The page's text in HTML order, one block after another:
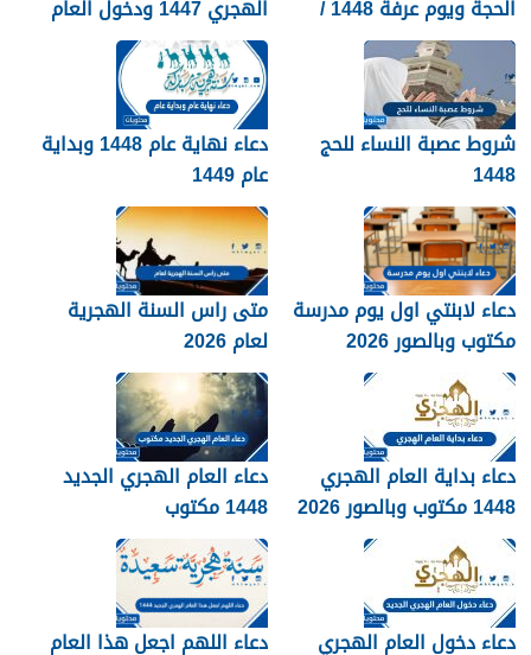
الحجة ويوم عرفة 1448 /
2026
الهجري 1447 ودخول العام
الجديد 1448
شروط عصبة النساء للحج
1448
دعاء نهاية عام 1448 وبداية
عام 1449
دعاء لابنتي اول يوم مدرسة
مكتوب وبالصور 2026
متى راس السنة الهجرية
لعام 2026
دعاء بداية العام الهجري
1448 مكتوب وبالصور 2026
دعاء العام الهجري الجديد
1448 مكتوب
دعاء دخول العام الهجري
دعاء اللهم اجعل هذا العام